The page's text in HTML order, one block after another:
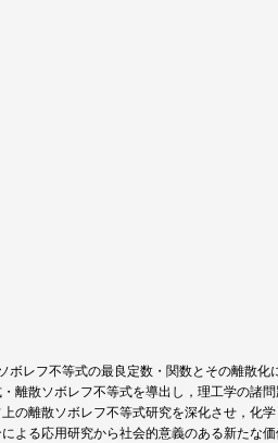
レフ不等式の最良定数・関数とその離散化
離散ソボレフ不等式を導出し，理工学の諸
の離散ソボレフ不等式研究を深化させ，化
よる応用研究から社会的意義のある新たな